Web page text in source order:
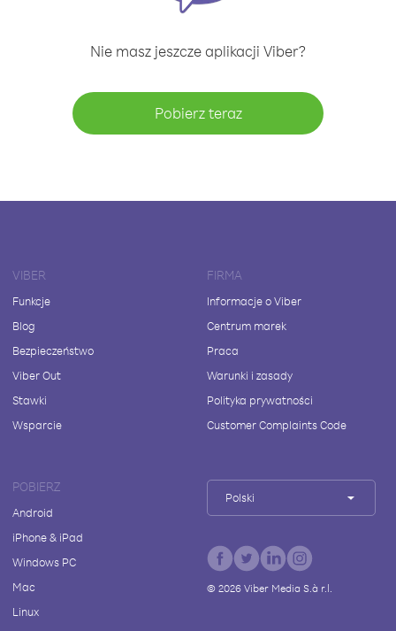
Nie masz jeszcze aplikacji Viber?
Pobierz teraz
VIBER
Funkcje
Blog
Bezpieczeństwo
Viber Out
Stawki
Wsparcie
FIRMA
Informacje o Viber
Centrum marek
Praca
Warunki i zasady
Polityka prywatności
Customer Complaints Code
POBIERZ
Android
iPhone & iPad
Windows PC
Mac
Linux
Polski
© 2026Viber Media S.à r.l.